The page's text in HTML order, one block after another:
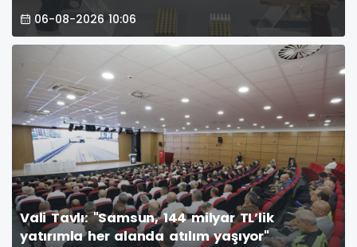
06-08-2026 10:06
Vali Tavlı: "Samsun, 144 milyar TL’lik
yatırımla her alanda atılım yaşıyor"